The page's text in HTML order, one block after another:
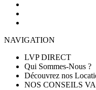
NAVIGATION
LVP DIRECT
Qui Sommes-Nous ?
Découvrez nos
NOS CONSEILS